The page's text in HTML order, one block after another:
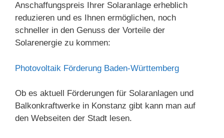
Anschaffungspreis Ihrer Solaranlage erheblich
reduzieren und es Ihnen ermöglichen, noch
schneller in den Genuss der Vorteile der
Solarenergie zu kommen:
Photovoltaik Förderung Baden-Württemberg
Ob es aktuell Förderungen für Solaranlagen und
Balkonkraftwerke in Konstanz gibt kann man auf
den Webseiten der Stadt lesen.